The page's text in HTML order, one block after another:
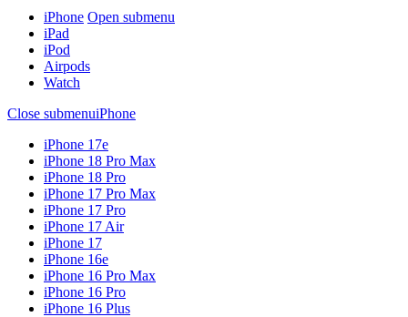
iPhone Open submenu
iPad
iPod
Airpods
Watch
Close submenuiPhone
iPhone 17e
iPhone 18 Pro Max
iPhone 18 Pro
iPhone 17 Pro Max
iPhone 17 Pro
iPhone 17 Air
iPhone 17
iPhone 16e
iPhone 16 Pro Max
iPhone 16 Pro
iPhone 16 Plus